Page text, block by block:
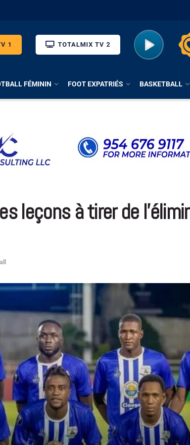
1 TOTALMIX TV 2
FÉMININ FOOT EXPATRIÉS BASKETBALL
leçons à tirer de